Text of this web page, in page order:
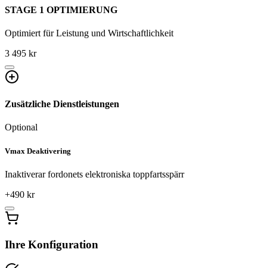
STAGE 1 OPTIMIERUNG
Optimiert für Leistung und Wirtschaftlichkeit
3 495 kr
Zusätzliche Dienstleistungen
Optional
Vmax Deaktivering
Inaktiverar fordonets elektroniska toppfartsspärr
+490 kr
Ihre Konfiguration